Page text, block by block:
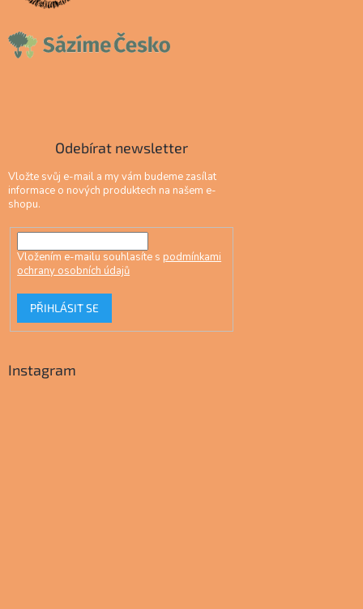
Odebírat newsletter
Vložte svůj e-mail a my vám budeme zasílat
informace o nových produktech na našem e-
shopu.
Vložením e-mailu souhlasíte s podmínkami
ochrany osobních údajů
PŘIHLÁSIT SE
Instagram